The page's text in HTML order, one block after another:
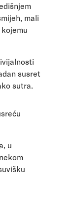
mali
susret
sutra.
u